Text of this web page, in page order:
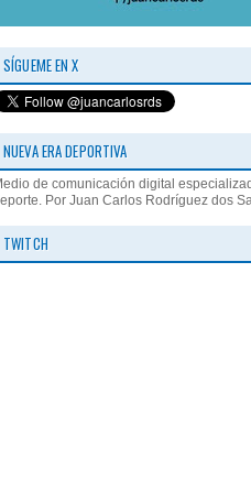
SÍGUEME EN X
NUEVA ERA DEPORTIVA
de comunicación digital
Por Juan Carlos Rodríguez dos
TWITCH